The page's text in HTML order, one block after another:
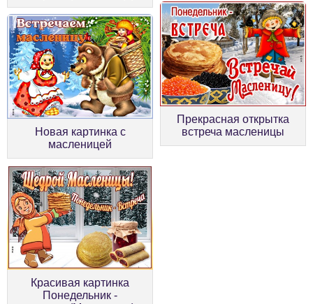
Новая картинка с
масленицей
Прекрасная открытка
встреча масленицы
Красивая картинка
Понедельник -